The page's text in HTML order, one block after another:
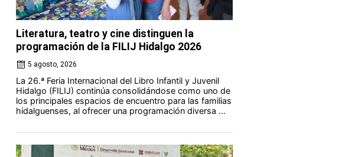
Literatura, teatro y cine distinguen la
programación de la FILIJ Hidalgo 2026
5 agosto, 2026
La 26.ª Feria Internacional del Libro Infantil y Juvenil
Hidalgo (FILIJ) continúa consolidándose como uno de
los principales espacios de encuentro para las familias
hidalguenses, al ofrecer una programación diversa ...